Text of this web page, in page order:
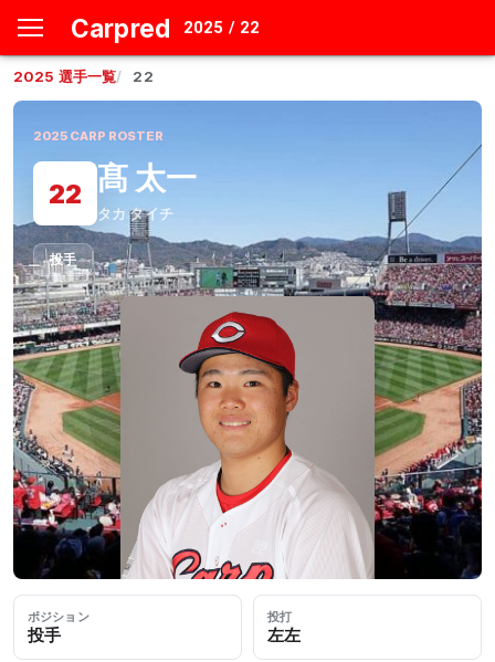
Carpred 2025 / 22
2025 選手一覧 22
2025 CARP ROSTER
22 髙 太一
タカ タイチ
投手
ポジション
投手
投打
左左